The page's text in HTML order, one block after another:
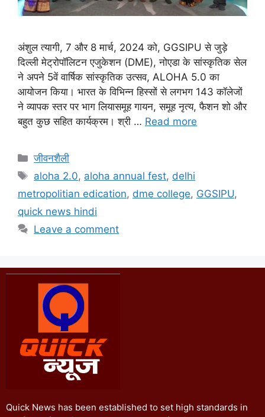
अंशुल त्यागी, 7 और 8 मार्च, 2024 को, GGSIPU से जुड़े
दिल्ली मेट्रोपॉलिटन एजुकेशन (DME), नोएडा के सांस्कृतिक सेल
ने अपने 5वें वार्षिक सांस्कृतिक उत्सव, ALOHA 5.0 का
आयोजन किया। भारत के विभिन्न हिस्सों से लगभग 143 कॉलेजों
ने व्यापक स्तर पर भाग लियासमूह गायन, समूह नृत्य, फैशन शो और
बहुत कुछ सहित कार्यक्रम। श्री … Read more
जीवनशैली
aloha 2.0, aloha annual fest, delhi
metropolitian edication, dme college, GGSIPU,
quick news hindi
Leave a comment
Quick News has been established to set high standards in